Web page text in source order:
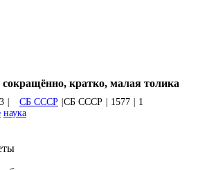
сокращённо, кратко, малая толика
СБ СССР СБ СССР 1577
1
наука